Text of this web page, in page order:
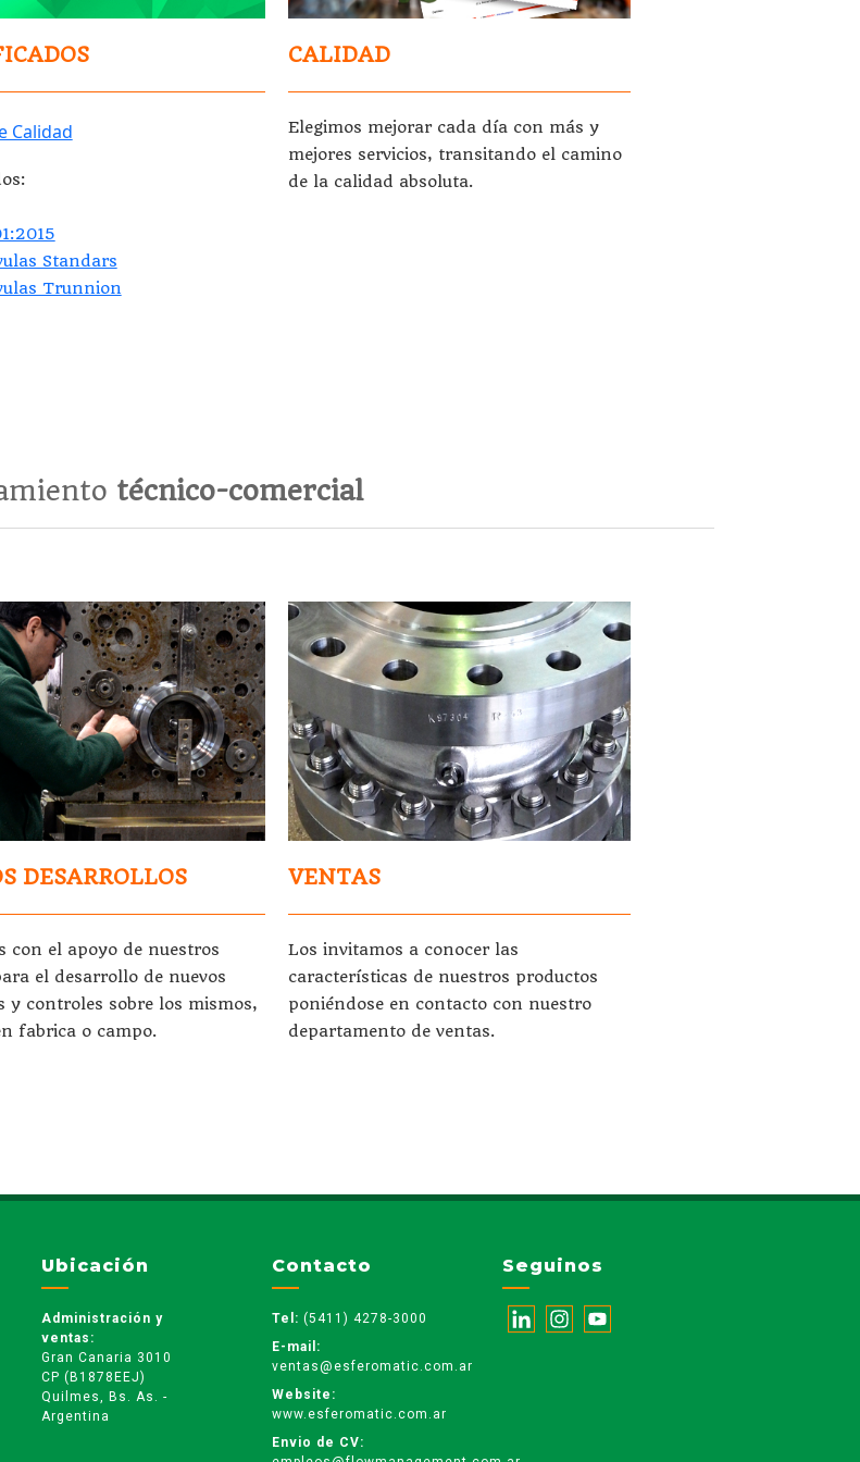
Calidad
Standars
Trunnion
CALIDAD
Elegimos mejorar cada día con más y
mejores servicios, transitando el camino
de la calidad absoluta.
técnico-comercial
DESARROLLOS
con el apoyo de nuestros
el desarrollo de nuevos
y controles sobre los mismos,
fabrica o campo.
VENTAS
Los invitamos a conocer las
características de nuestros productos
poniéndose en contacto con nuestro
departamento de ventas.
Ubicación
Administración y
ventas:
Gran Canaria 3010
CP (B1878EEJ)
Quilmes, Bs. As. -
Argentina
Contacto
Tel: (5411) 4278-3000
E-mail:
ventas@esferomatic.com.ar
Website:
www.esferomatic.com.ar
Envio de CV:
Seguinos